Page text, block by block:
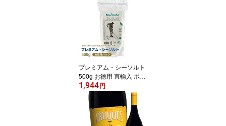
デ ※クール便は、+220
円 辛口 直輸入 ポルトガ
プレミアム・シーソルト
500g お徳用 直輸入 ポル
トガル産 塩の花 フロー
ル・デ・サル 天日塩 フ
ルールデセル Fleur de se
l ミネラル豊富 アルガル
ヴェ地方 リア・フォルモ
1,944 円